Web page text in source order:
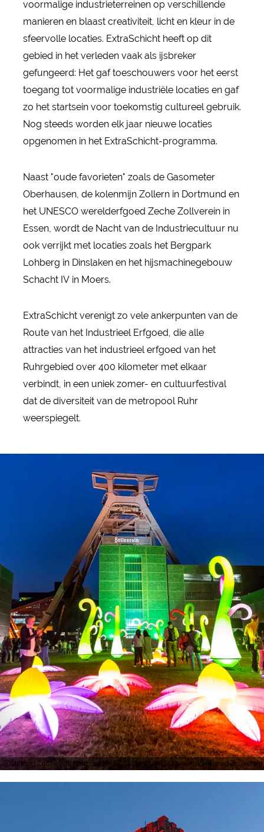
voormalige industrieterreinen op verschillende
manieren en blaast creativiteit, licht en kleur in de
sfeervolle locaties. ExtraSchicht heeft op dit
gebied in het verleden vaak als ijsbreker
gefungeerd: Het gaf toeschouwers voor het eerst
toegang tot voormalige industriële locaties en gaf
zo het startsein voor toekomstig cultureel gebruik.
Nog steeds worden elk jaar nieuwe locaties
opgenomen in het ExtraSchicht-programma.
Naast "oude favorieten" zoals de Gasometer
Oberhausen, de kolenmijn Zollern in Dortmund en
het UNESCO werelderfgoed Zeche Zollverein in
Essen, wordt de Nacht van de Industriecultuur nu
ook verrijkt met locaties zoals het Bergpark
Lohberg in Dinslaken en het hijsmachinegebouw
Schacht IV in Moers.
ExtraSchicht verenigt zo vele ankerpunten van de
Route van het Industrieel Erfgoed, die alle
attracties van het industrieel erfgoed van het
Ruhrgebied over 400 kilometer met elkaar
verbindt, in een uniek zomer- en cultuurfestival
dat de diversiteit van de metropool Ruhr
weerspiegelt.
Stiftung Zollverein, Foto: Jochen Tack, Het UNESCO-werelderfgoed